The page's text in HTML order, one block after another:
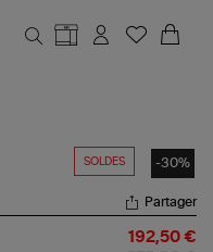
SOLDES -30%
Partager
192,50 €